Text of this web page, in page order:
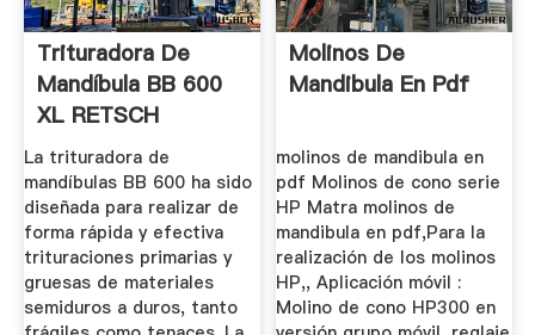
Trituradora De
Mandíbula BB 600
XL RETSCH
La trituradora de
mandíbulas BB 600 ha sido
diseñada para realizar de
forma rápida y efectiva
trituraciones primarias y
gruesas de materiales
semiduros a duros, tanto
Molinos De
Mandibula En Pdf
molinos de mandibula en
pdf Molinos de cono serie
HP Matra molinos de
mandibula en pdf,Para la
realización de los molinos
HP,, Aplicación móvil :
Molino de cono HP300 en